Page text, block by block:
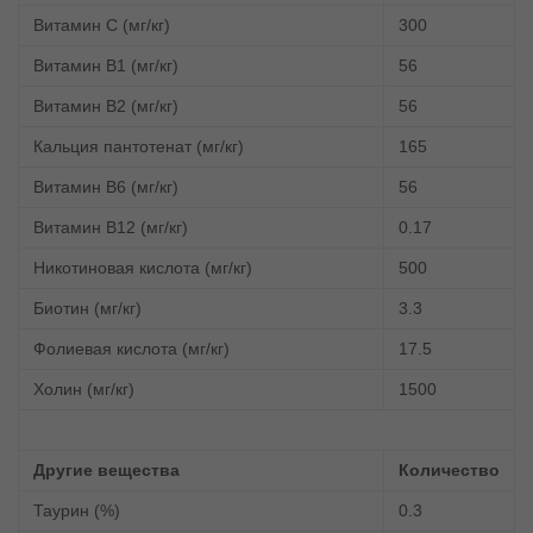
Витамин С (мг/кг) 300
Витамин В1 (мг/кг) 56
Витамин В2 (мг/кг) 56
Кальция пантотенат (мг/кг) 165
Витамин В6 (мг/кг) 56
Витамин В12 (мг/кг) 0.17
Никотиновая кислота (мг/кг) 500
Биотин (мг/кг) 3.3
Фолиевая кислота (мг/кг) 17.5
Холин (мг/кг) 1500
Другие вещества Количество
Таурин (%) 0.3